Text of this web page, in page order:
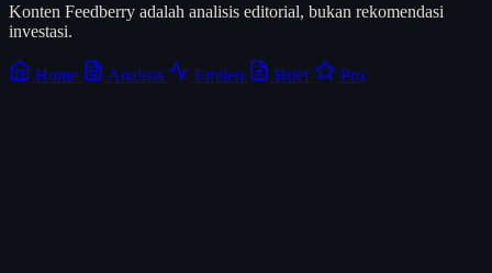
Konten Feedberry adalah analisis editorial, bukan rekomendasi
investasi.
Home Analisis Emiten Brief Pro